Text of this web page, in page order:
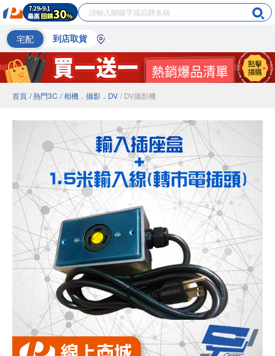
宅配 到店取貨
首頁 / 熱門3C / 相機．攝影．DV / DV攝影機